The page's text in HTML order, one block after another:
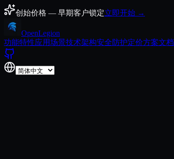
跳至正文
创始价格 — 早期客户锁定立即开始 →
OpenLegion
功能特性应用场景技术架构安全防护定价方案文档